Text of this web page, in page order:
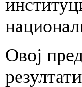
Овој